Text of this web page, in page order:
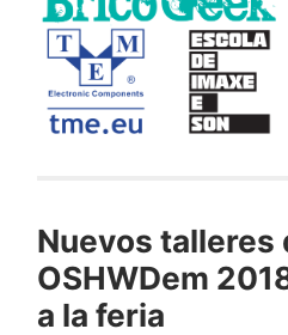
Nuevos talleres
OSHWDem
a la feria